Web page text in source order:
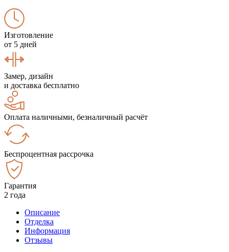
Изготовление
от 5 дней
Замер, дизайн
и доставка бесплатно
Оплата наличными, безналичный расчёт
Беспроцентная рассрочка
Гарантия
2 года
Описание
Отделка
Информация
Отзывы